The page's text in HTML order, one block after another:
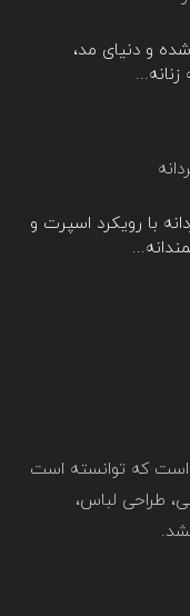
آغاز شده و دنیای مد،
با رویکرد اسپرت و
که توانسته است
طراحی لباس،